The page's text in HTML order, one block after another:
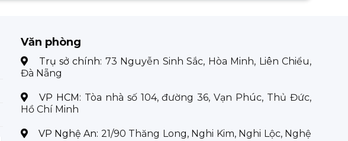
Văn phòng
Trụ sở chính: 73 Nguyễn Sinh Sắc, Hòa Minh, Liên Chiểu,
Đà Nẵng
VP HCM: Tòa nhà số 104, đường 36, Vạn Phúc, Thủ Đức,
Hồ Chí Minh
VP Nghệ An: 21/90 Thăng Long, Nghi Kim, Nghi Lộc, Nghệ